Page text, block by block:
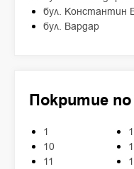
бул. Константин
бул. Вардар
Покритие
1
10
11